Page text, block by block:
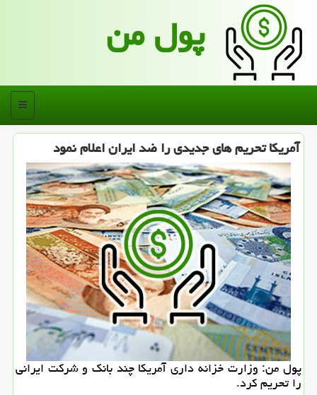
پول من
منو
آمریكا تحریم های جدیدی را ضد ایران اعلام نمود
پول من: وزارت خزانه داری آمریكا چند بانك و شركت ایرانی
را تحریم كرد.